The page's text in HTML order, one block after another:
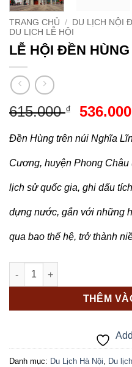
TRANG CHỦ / DU LỊCH NỘI
DU LỊCH LỄ HỘI
LỄ HỘI ĐỀN HÙNG
615.000₫
Giá
là:
615.000
536.000
Đền Hùng trên núi Nghĩa
Cương, huyện Phong
lịch sử quốc gia, ghi dấu
dựng nước, gắn với những
qua bao thế hệ, trở thành
LỄ HỘI ĐỀN HÙNG (1N) số
THÊM
Danh mục: Du Lịch Hà Nội, Du